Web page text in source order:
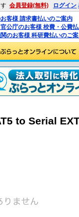
会員登録(無料) ログイン
客様 請求書払いのご案内
公庁のお客様 校費・公費
のお客様 科研費払いのご
to Serial